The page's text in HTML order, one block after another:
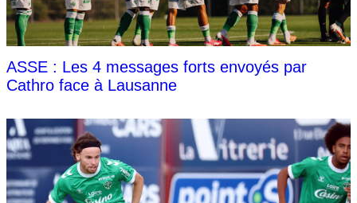
ASSE : Les 4 messages forts envoyés par
Cathro face à Lausanne